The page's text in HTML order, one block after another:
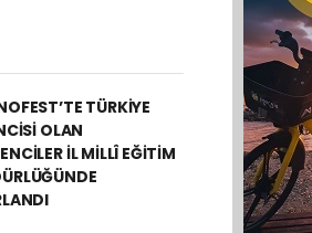
TÜRKİYE
OLAN
İL MİLLÎ EĞİTİM